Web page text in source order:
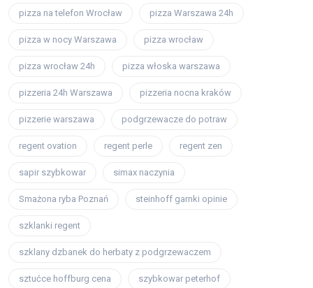
pizza na telefon Wrocław pizza Warszawa 24h
pizza w nocy Warszawa pizza wrocław
pizza wrocław 24h pizza włoska warszawa
pizzeria 24h Warszawa pizzeria nocna kraków
pizzerie warszawa podgrzewacze do potraw
regent ovation regent perle regent zen
sapir szybkowar simax naczynia
Smażona ryba Poznań steinhoff garnki opinie
szklanki regent
szklany dzbanek do herbaty z podgrzewaczem
sztućce hoffburg cena szybkowar peterhof